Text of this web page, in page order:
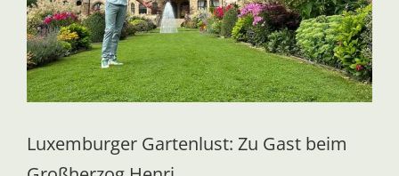
Luxemburger Gartenlust: Zu Gast beim